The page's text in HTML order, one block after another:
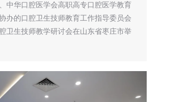
中华口腔医学会高职高专口腔医学教育
办的口腔卫生技师教育工作指导委员会
卫生技师教学研讨会在山东省枣庄市举